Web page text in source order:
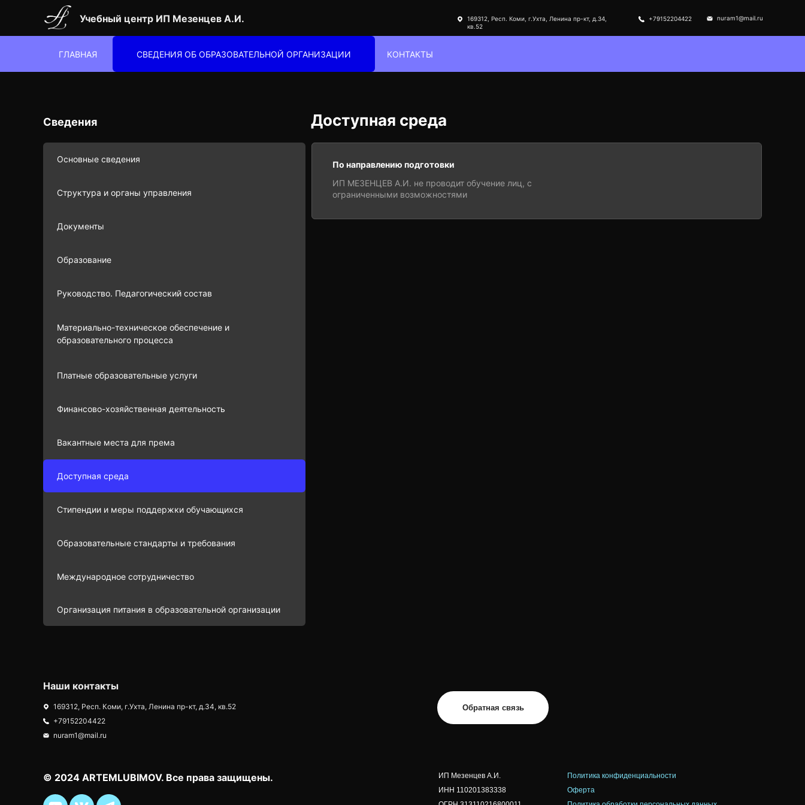
Учебный центр ИП Мезенцев А.И.
169312, Респ. Коми, г.Ухта, Ленина пр-кт, д.34,
кв.52
+79152204422 nuram1@mail.ru
ГЛАВНАЯ СВЕДЕНИЯ ОБ ОБРАЗОВАТЕЛЬНОЙ ОРГАНИЗАЦИИ КОНТАКТЫ
Доступная среда
По направлению подготовки
ИП МЕЗЕНЦЕВ А.И. не проводит обучение лиц, с
ограниченными возможностями
Сведения
Структура и органы управления
Основные сведения
Документы
Образование
Руководство. Педагогический состав
Материально-техническое обеспечение и
образовательного процесса
Платные образовательные услуги
Финансово-хозяйственная деятельность
Вакантные места для према
Доступная среда
Стипендии и меры поддержки обучающихся
Образовательные стандарты и требования
Международное сотрудничество
Организация питания в образовательной организации
Наши контакты
169312, Респ. Коми, г.Ухта, Ленина пр-кт, д.34, кв.52
+79152204422
nuram1@mail.ru
© 2024 ARTEMLUBIMOV. Все права защищены.
ИП Мезенцев А.И.
ИНН 110201383338
Политика конфиденциальности
Оферта
Обратная связь